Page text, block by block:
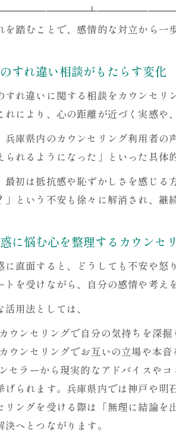
を踏むことで、感情的な対立から一
すれ違い相談がもたらす変化
すれ違いに関する相談をカウンセリ
れにより、心の距離が近づく実感や
兵庫県内のカウンセリング利用者の
られるようになった」といった具体
最初は抵抗感や恥ずかしさを感じ
」という不安も徐々に解消され、継
に悩む心を整理するカウンセ
に直面すると、どうしても不安や
トを受けながら、自分の感情や考え
活用法としては、
ウンセリングで自分の気持ちを深掘
ウンセリングでお互いの立場や本音
セラーから現実的なアドバイスや
げられます。兵庫県内では神戸や明
リングを受ける際は「無理に結論
決へとつながります。